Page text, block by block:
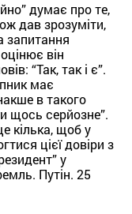
думає про те,
дав зрозуміти,
запитання
він
“Так, так і є”.
має
в такого
щось серйозне”.
кілька, щоб у
цієї довіри з
у
Путін. 25